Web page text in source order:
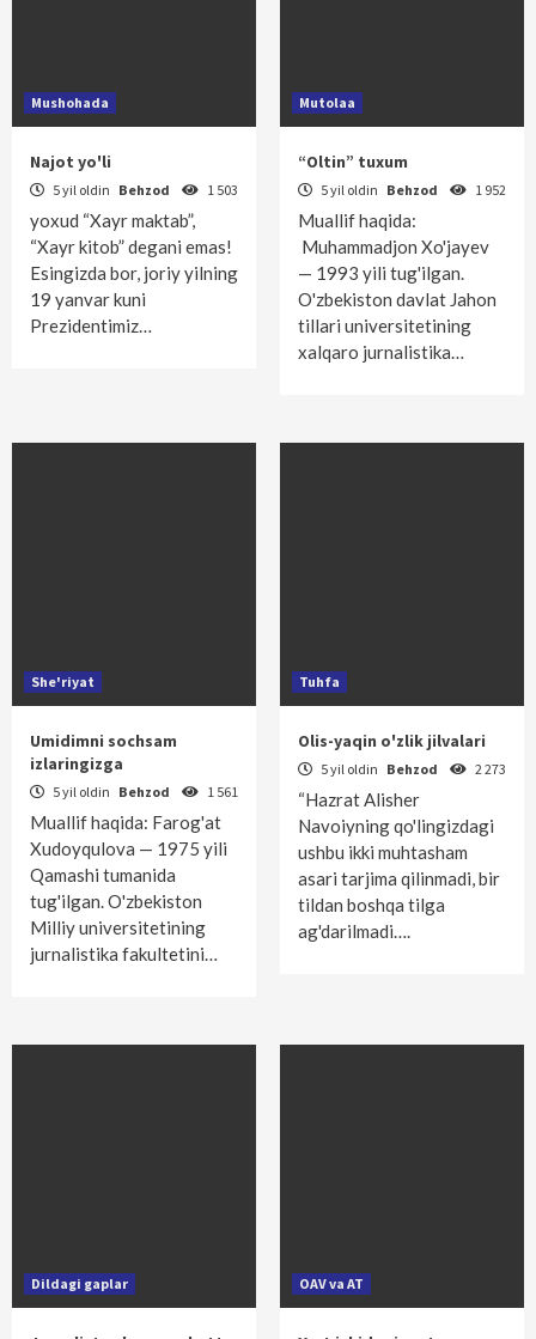
Mushohada
Najot yo'li
5 yil oldin Behzod 1 503
yoxud “Xayr maktab”,
“Xayr kitob” degani emas!
Esingizda bor, joriy yilning
19 yanvar kuni
Prezidentimiz…
Mutolaa
“Oltin” tuxum
5 yil oldin Behzod 1 952
Muallif haqida:
Muhammadjon Xo'jayev
— 1993 yili tug'ilgan.
O'zbekiston davlat Jahon
tillari universitetining
xalqaro jurnalistika…
She'riyat
Umidimni sochsam
izlaringizga
5 yil oldin Behzod 1 561
Muallif haqida: Farog'at
Xudoyqulova — 1975 yili
Qamashi tumanida
tug'ilgan. O'zbekiston
Milliy universitetining
jurnalistika fakultetini…
Tuhfa
Olis-yaqin o'zlik jilvalari
5 yil oldin Behzod 2 273
“Hazrat Alisher
Navoiyning qo'lingizdagi
ushbu ikki muhtasham
asari tarjima qilinmadi, bir
tildan boshqa tilga
ag'darilmadi….
Dildagi gaplar OAV va AT